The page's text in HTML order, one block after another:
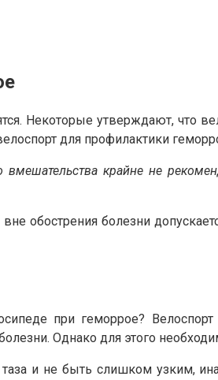
Некоторые утверждают, что
для профилактики
крайне не
обострения болезни
при геморрое?
Однако для этого
и не быть слишком узким,